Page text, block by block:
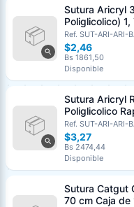
Sutura Aricryl
Poliglicolico)
Aguja de 1/2
36mm
Ref. SUT-ARI-ARI-
$2,46
Bs 1861,50
Disponible
Sutura Aricryl
Poliglicolico
aguja de 3/8
Und ARIZI
Ref. SUT-ARI-ARI-
$3,27
Bs 2474,44
Disponible
Sutura Catgut
70 cm Caja de